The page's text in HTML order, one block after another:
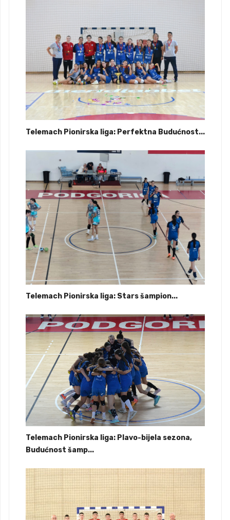
Telemach Pionirska liga: Perfektna Budućnost...
Telemach Pionirska liga: Stars šampion...
Telemach Pionirska liga: Plavo-bijela sezona,
Budućnost šamp...